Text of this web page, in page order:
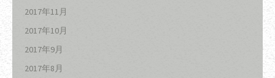
2017年11月
2017年10月
2017年9月
2017年8月